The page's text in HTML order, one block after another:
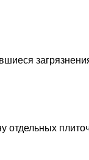
отдельных